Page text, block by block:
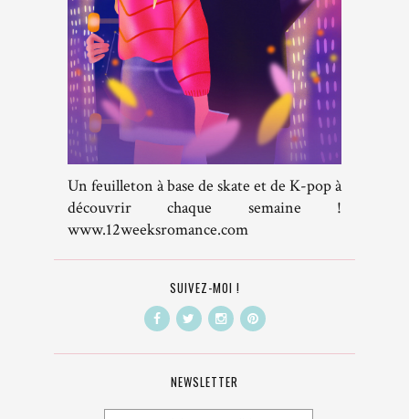
Un feuilleton à base de skate et de K-pop à
découvrir chaque semaine !
www.12weeksromance.com
SUIVEZ-MOI !
NEWSLETTER